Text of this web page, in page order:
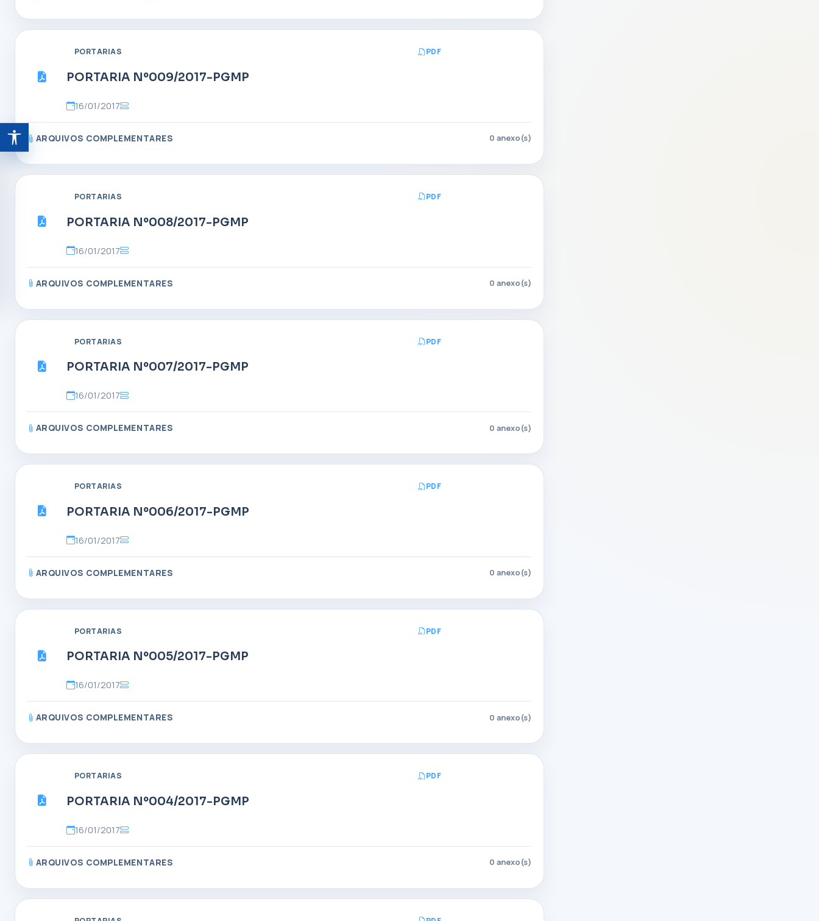
Abrir ferramentas de acessibilidade
PORTARIAS PDF
PORTARIA Nº009/2017-PGMP
16/01/2017
ARQUIVOS COMPLEMENTARES 0 anexo(s)
PORTARIAS PDF
PORTARIA Nº008/2017-PGMP
16/01/2017
ARQUIVOS COMPLEMENTARES 0 anexo(s)
PORTARIAS PDF
PORTARIA Nº007/2017-PGMP
16/01/2017
ARQUIVOS COMPLEMENTARES 0 anexo(s)
PORTARIAS PDF
PORTARIA Nº006/2017-PGMP
16/01/2017
ARQUIVOS COMPLEMENTARES 0 anexo(s)
PORTARIAS PDF
PORTARIA Nº005/2017-PGMP
16/01/2017
ARQUIVOS COMPLEMENTARES 0 anexo(s)
PORTARIAS PDF
PORTARIA Nº004/2017-PGMP
16/01/2017
ARQUIVOS COMPLEMENTARES 0 anexo(s)